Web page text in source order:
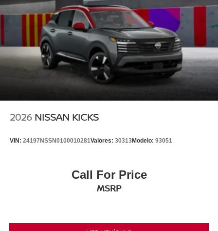
2026 NISSAN KICKS
VIN: 24197NSSN0100010281Valores: 30313Modelo: 93051
Call For Price
MSRP